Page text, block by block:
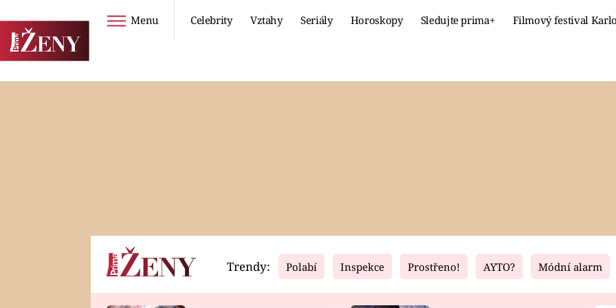
Menu Celebrity Vztahy Seriály Horoskopy Sledujte prima+ Filmový festival
Horoskopy Video Fresh Living
Trendy: Polabí Inspekce Prostřeno! AYTO? Módní alarm